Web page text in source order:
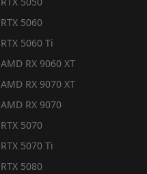
RTX 5060
RTX 5060 Ti
AMD RX 9060 XT
AMD RX 9070 XT
AMD RX 9070
RTX 5070
RTX 5070 Ti
RTX 5080